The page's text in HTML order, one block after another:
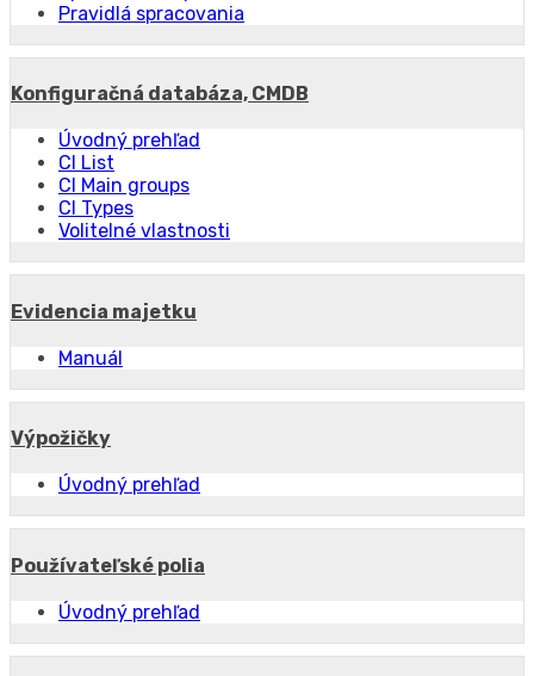
Pravidlá spracovania
Konfiguračná databáza, CMDB
Úvodný prehľad
CI List
CI Main groups
CI Types
Volitelné vlastnosti
Evidencia majetku
Manuál
Výpožičky
Úvodný prehľad
Používateľské polia
Úvodný prehľad